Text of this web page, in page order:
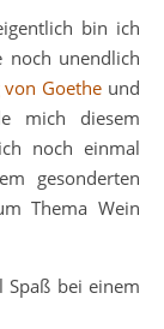
bin ich
noch unendlich
von Goethe und
mich diesem
noch einmal
gesonderten
Thema Wein
bei einem